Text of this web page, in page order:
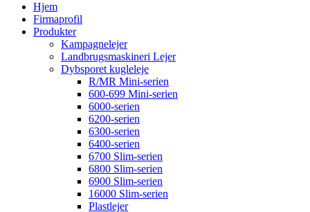
Hjem
Firmaprofil
Produkter
Kampagnelejer
Landbrugsmaskineri Lejer
Dybsporet kugleleje
R/MR Mini-serien
600-699 Mini-serien
6000-serien
6200-serien
6300-serien
6400-serien
6700 Slim-serien
6800 Slim-serien
6900 Slim-serien
16000 Slim-serien
Plastlejer